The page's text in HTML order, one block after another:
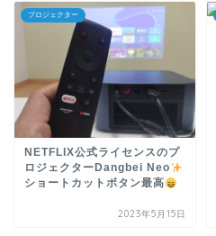
プロジェクター
NETFLIX公式ライセンスのプ
ロジェクターDangbei Neo
ショートカットボタン最高
2023年5月15日